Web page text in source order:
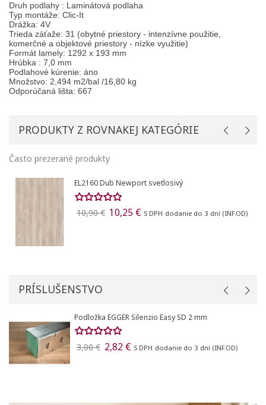
Druh podlahy : Laminátová podlaha
Typ montáže: Clic-It
Drážka: 4V
Trieda záťaže: 31 (obytné priestory - intenzívne použitie,
komerčné a objektové priestory - nízke využitie)
Formát lamely: 1292 x 193 mm
Hrúbka : 7,0 mm
Podlahové kúrenie: áno
Množstvo: 2,494 m2/bal /16,80 kg
Odporúčaná lišta: 667
PRODUKTY Z ROVNAKEJ KATEGÓRIE
Často prezerané produkty
EL2160 Dub Newport svetlosivý
10,90 € 10,25 € S DPH dodanie do 3 dní (INF.OD)
PRÍSLUŠENSTVO
Podložka EGGER Silenzio Easy SD 2 mm
3,00 € 2,82 € S DPH dodanie do 3 dní (INF.OD)